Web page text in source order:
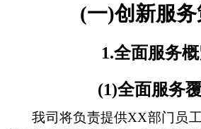
(一)创新服
1.全面服务
(1)全面服务
我司将负责提供XX部门员